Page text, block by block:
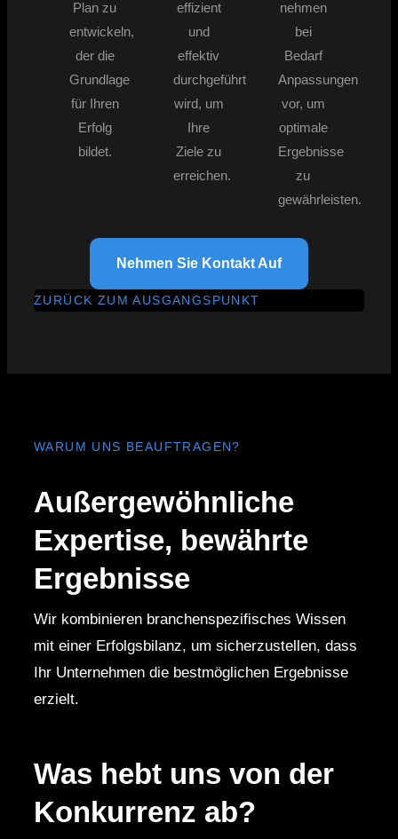
Plan zu
entwickeln,
der die
Grundlage
für Ihren
Erfolg
bildet.
effizient
und
effektiv
durchgeführt
wird, um
Ihre
Ziele zu
erreichen.
nehmen
bei
Bedarf
Anpassungen
vor, um
optimale
Ergebnisse
zu
gewährleisten.
Nehmen Sie Kontakt Auf
ZURÜCK ZUM AUSGANGSPUNKT
WARUM UNS BEAUFTRAGEN?
Außergewöhnliche
Expertise, bewährte
Ergebnisse
Wir kombinieren branchenspezifisches Wissen
mit einer Erfolgsbilanz, um sicherzustellen, dass
Ihr Unternehmen die bestmöglichen Ergebnisse
erzielt.
Was hebt uns von der
Konkurrenz ab?